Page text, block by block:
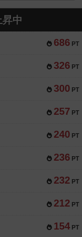
中
686 PT
326 PT
300 PT
257 PT
240 PT
236 PT
232 PT
212 PT
154 PT